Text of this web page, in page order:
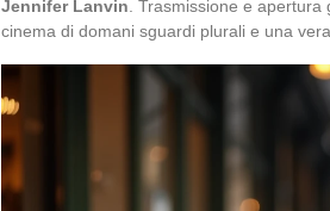
Jennifer Lanvin . Trasmissione e
cinema di domani sguardi plurali e una